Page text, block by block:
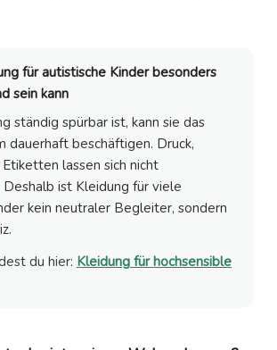
für autistische Kinder besonders
sein kann
ständig spürbar ist, kann sie das
dauerhaft beschäftigen. Druck,
lassen sich nicht
Deshalb ist Kleidung für viele
kein neutraler Begleiter, sondern
du hier: Kleidung für hochsensible